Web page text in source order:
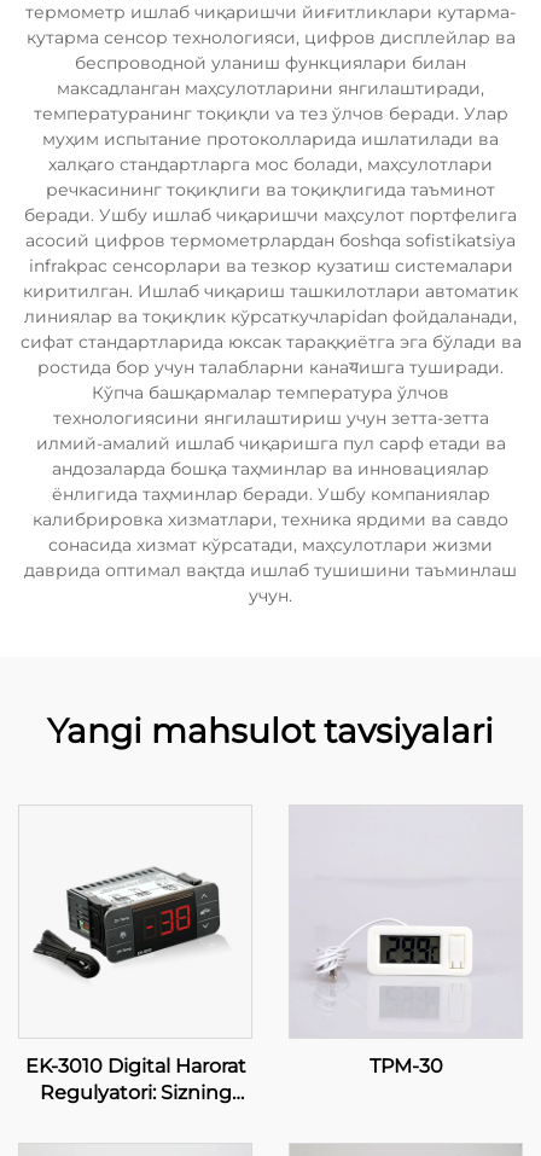
термометр ишлаб чиқаришчи йиғитликлари кутарма-
кутарма сенсор технологияси, цифров дисплейлар ва
беспроводной уланиш функциялари билан
максадланган маҳсулотларини янгилаштиради,
температуранинг тоқиқли va тез ўлчов беради. Улар
муҳим испытание протоколларида ишлатилади ва
халқaro стандартларга мос болади, маҳсулотлари
речкасининг тоқиқлиги ва тоқиқлигида таъминот
беради. Ушбу ишлаб чиқаришчи маҳсулот портфелига
асосий цифров термометрлардан бoshqa sofistikatsiya
infrakрас сенсорлари ва тезкор кузатиш системалари
киритилган. Ишлаб чиқариш ташкилотлари автоматик
линиялар ва тоқиқлик кўрсаткучларidan фойдаланади,
сифат стандартларида юксак тараққиётга эга бўлади ва
ростида бор учун талабларни канаयишга туширади.
Кўпча башқармалар температура ўлчов
технологиясини янгилаштириш учун зетта-зетта
илмий-амалий ишлаб чиқаришга пул сарф етади ва
андозаларда бошқа таҳминлар ва инновациялар
ёнлигида таҳминлар беради. Ушбу компаниялар
калибрировка хизматлари, техника ярдими ва савдо
сонасида хизмат кўрсатади, маҳсулотлари жизми
даврида оптимал вақтда ишлаб тушишини таъминлаш
учун.
Yangi mahsulot tavsiyalari
EK-3010 Digital Harorat
Regulyatori: Sizning
Aniqlik
TPM-30